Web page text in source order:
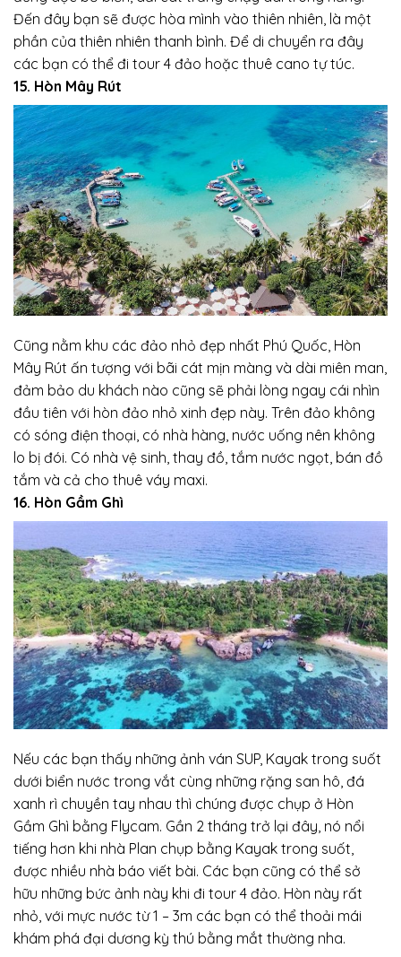
Đến đây bạn sẽ được hòa mình vào thiên nhiên, là một
phần của thiên nhiên thanh bình. Để di chuyển ra đây
các bạn có thể đi tour 4 đảo hoặc thuê cano tự túc.
15. Hòn Mây Rút
Cũng nằm khu các đảo nhỏ đẹp nhất Phú Quốc, Hòn
Mây Rút ấn tượng với bãi cát mịn màng và dài miên man,
đảm bảo du khách nào cũng sẽ phải lòng ngay cái nhìn
đầu tiên với hòn đảo nhỏ xinh đẹp này. Trên đảo không
có sóng điện thoại, có nhà hàng, nước uống nên không
lo bị đói. Có nhà vệ sinh, thay đồ, tắm nước ngọt, bán đồ
tắm và cả cho thuê váy maxi.
16. Hòn Gầm Ghì
Nếu các bạn thấy những ảnh ván SUP, Kayak trong suốt
dưới biển nước trong vắt cùng những rặng san hô, đá
xanh rì chuyền tay nhau thì chúng được chụp ở Hòn
Gầm Ghì bằng Flycam. Gần 2 tháng trở lại đây, nó nổi
tiếng hơn khi nhà Plan chụp bằng Kayak trong suốt,
được nhiều nhà báo viết bài. Các bạn cũng có thể sở
hữu những bức ảnh này khi đi tour 4 đảo. Hòn này rất
nhỏ, với mực nước từ 1 – 3m các bạn có thể thoải mái
khám phá đại dương kỳ thú bằng mắt thường nha.